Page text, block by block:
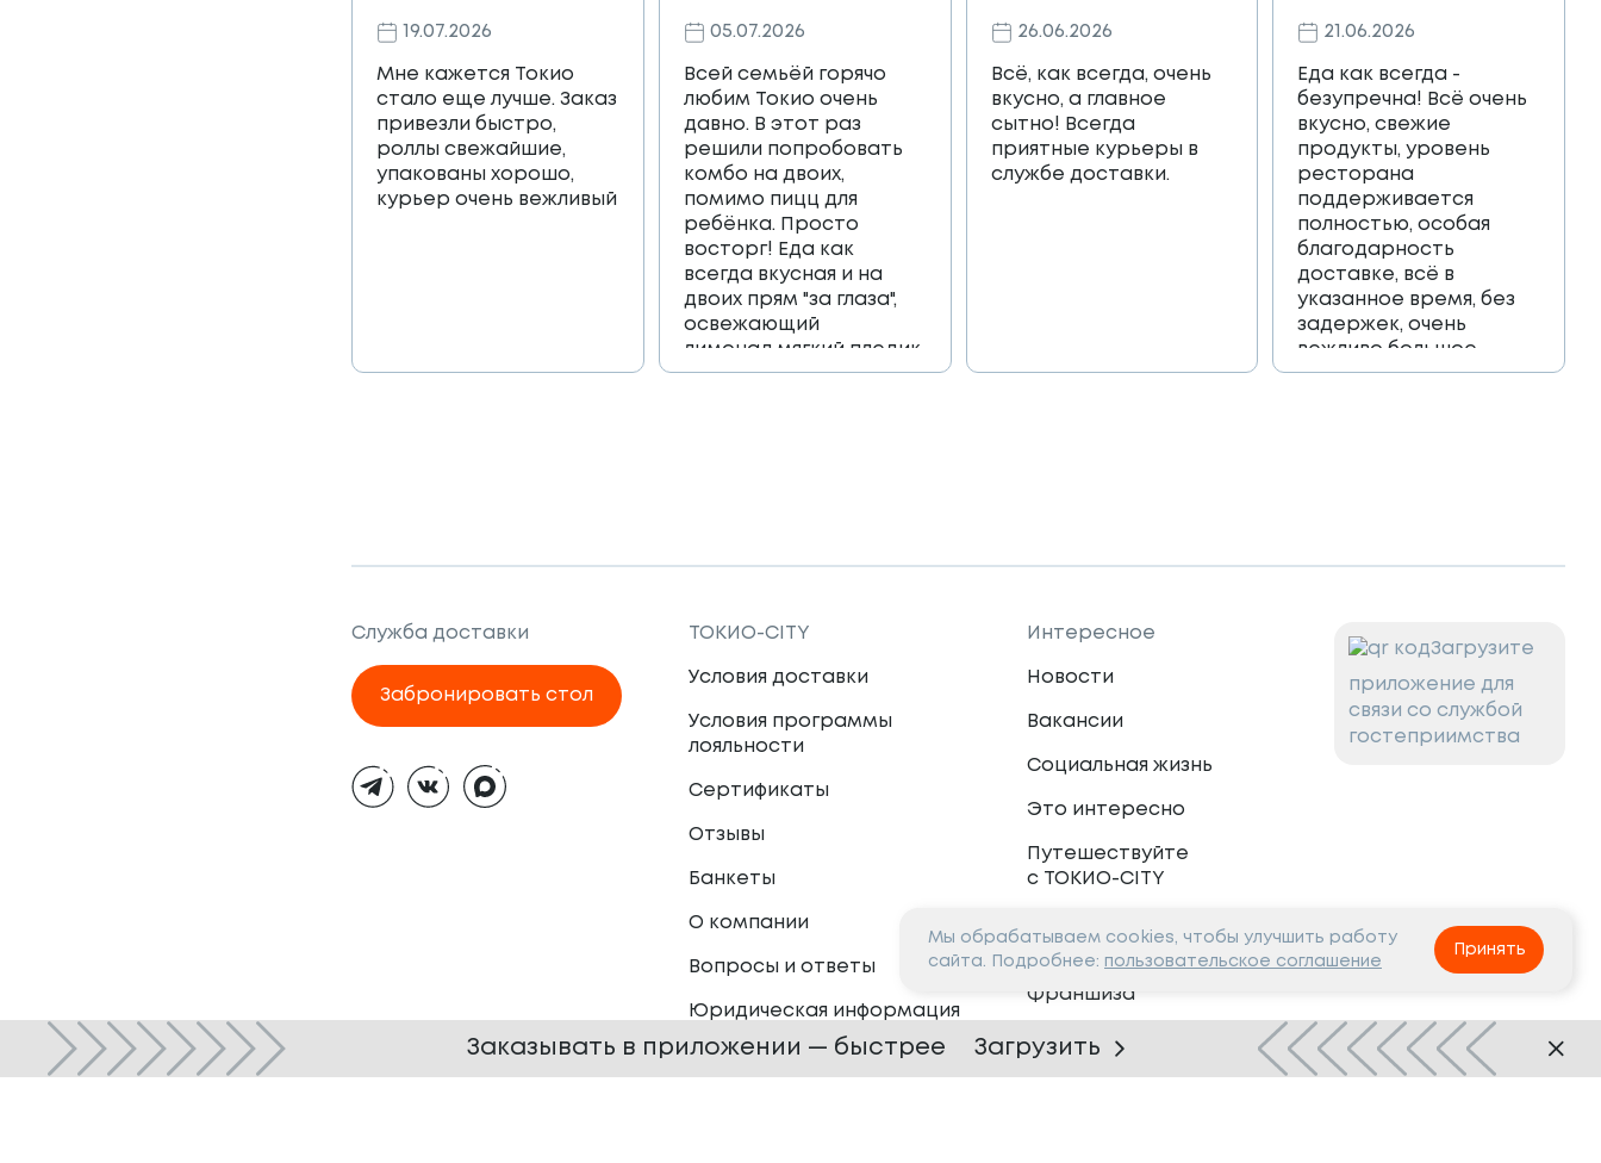
19.07.2026
Мне кажется Токио
стало еще лучше. Заказ
привезли быстро,
роллы свежайшие,
упакованы хорошо,
курьер очень вежливый
05.07.2026
Всей семьёй горячо
любим Токио очень
давно. В этот раз
решили попробовать
комбо на двоих,
помимо пицц для
ребёнка. Просто
восторг! Еда как
всегда вкусная и на
двоих прям "за глаза",
освежающий
лимонад,мягкий пледик
для пикника,и коробка
26.06.2026
Всё, как всегда, очень
вкусно, а главное
сытно! Всегда
приятные курьеры в
службе доставки.
21.06.2026
Еда как всегда -
безупречна! Всё очень
вкусно, свежие
продукты, уровень
ресторана
поддерживается
полностью, особая
благодарность
доставке, всё в
указанное время, без
задержек, очень
вежливо большое
спасибо!!!
Служба доставки
Забронировать стол
тема
ТОКИО-CITY
Условия доставки
Условия программы
лояльности
Сертификаты
Отзывы
Банкеты
О компании
Вопросы и ответы
Юридическая информация
Интересное
Новости
Вакансии
Социальная жизнь
Это интересно
Путешествуйте
с ТОКИО-CITY
Партнёрам
Франшиза
Сотрудничество
Загрузите
приложение для
связи со службой
гостеприимства
Мы обрабатываем cookies, чтобы улучшить работу
сайта. Подробнее: пользовательское соглашение
Принять
Заказывать в приложении — быстрее Загрузить